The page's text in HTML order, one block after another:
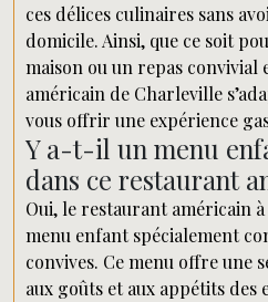
ces délices culinaires sans
domicile. Ainsi, que ce soit
maison ou un repas
américain de Charleville
vous offrir une expérience
Y a-t-il un menu
dans ce restaurant
Oui, le restaurant américain
menu enfant spécialement
convives. Ce menu offre une
aux goûts et aux appétits